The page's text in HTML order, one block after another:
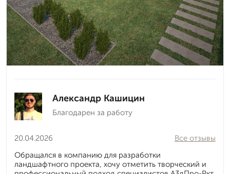
Александр Кашицин
Благодарен за работу
20.04.2026
Все отзывы
Обращался в компанию для разработки
ландшафтного проекта, хочу отметить творческий и